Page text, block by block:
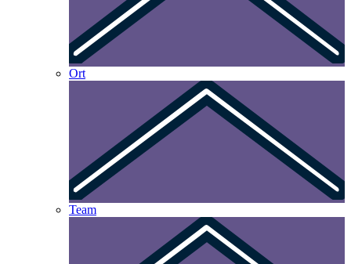
Ort
Team